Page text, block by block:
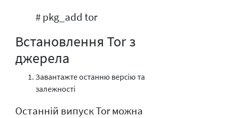
# pkg_add tor
Встановлення Tor з
джерела
Завантажте останню версію та
залежності
Останній випуск Tor можна